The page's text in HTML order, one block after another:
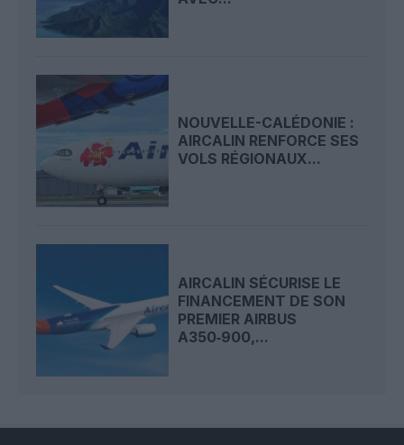
NOUVELLE-CALÉDONIE :
AIRCALIN RENFORCE SES
VOLS RÉGIONAUX...
AIRCALIN SÉCURISE LE
FINANCEMENT DE SON
PREMIER AIRBUS
A350‑900,...